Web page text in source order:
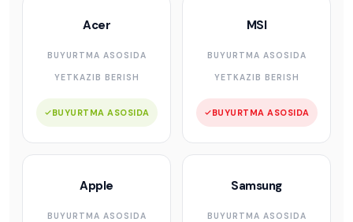
Acer
BUYURTMA ASOSIDA
YETKAZIB BERISH
BUYURTMA ASOSIDA
MSI
BUYURTMA ASOSIDA
YETKAZIB BERISH
BUYURTMA ASOSIDA
Apple
BUYURTMA ASOSIDA
Samsung
BUYURTMA ASOSIDA